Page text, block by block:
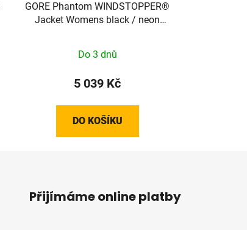
GORE Phantom WINDSTOPPER®
Jacket Womens black / neon
Do 3 dnů
5 039 Kč
DO KOŠÍKU
Přijímáme online platby